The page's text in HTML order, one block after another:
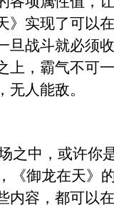
》实现了可以
旦战斗就必须
上，霸气不可
人能敌。
之中，或许你
《御龙在天》
内容，都可以